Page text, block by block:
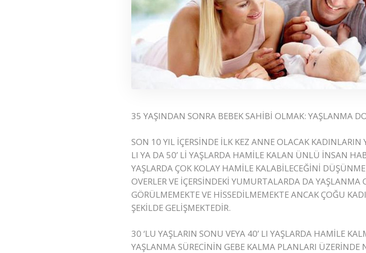
35 YAŞINDAN SONRA BEBEK SAHİBİ OLMAK: YAŞLANMA
SON 10 YIL İÇERSİNDE İLK KEZ ANNE OLACAK
LI YA DA 50’ Lİ YAŞLARDA HAMİLE KALAN ÜNLÜ İNSAN
YAŞLARDA ÇOK KOLAY HAMİLE KALABİLECEĞİNİ
OVERLER VE İÇERSİNDEKİ YUMURTALARDA DA
GÖRÜLMEMEKTE VE HİSSEDİLMEMEKTE ANCAK ÇOĞU
ŞEKİLDE GELİŞMEKTEDİR.
30 ‘LU YAŞLARIN SONU VEYA 40’ LI YAŞLARDA HAMİLE
YAŞLANMA SÜRECİNİN GEBE KALMA PLANLARI ÜZERİNDE